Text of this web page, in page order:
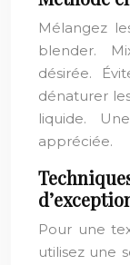
Mélangez
blender.
désirée.
dénaturer
liquide.
appréciée.
Pour une
utilisez une